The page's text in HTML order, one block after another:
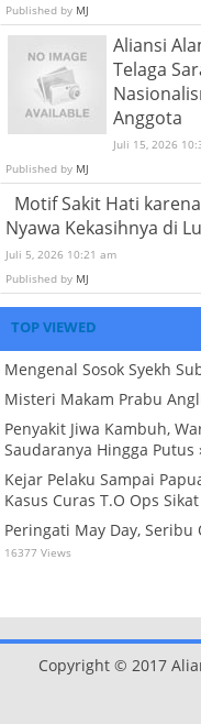
Published by MJ
Aliansi
Telaga
Anggota
Juli 15, 2026
Published by MJ
Motif Sakit Hati
Nyawa Kekasihnya di
Juli 5, 2026 10:21 am
Published by MJ
TOP VIEWED
Mengenal Sosok Syekh
Misteri Makam Prabu
Penyakit Jiwa Kambuh,
Saudaranya Hingga Putus
Kejar Pelaku Sampai
Kasus Curas T.O Ops
Peringati May Day, Seribu
16377 Views
Copyright © 2017